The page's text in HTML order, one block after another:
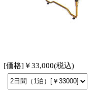
[価格]￥33,000(税込)